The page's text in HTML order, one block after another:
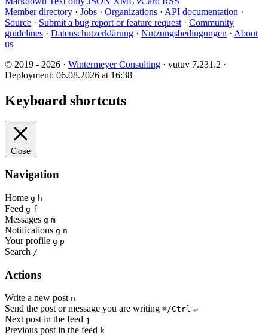
Member directory · Jobs · Organizations · API documentation ·
Source · Submit a bug report or feature request · Community
guidelines · Datenschutzerklärung · Nutzungsbedingungen · About
us
© 2019 - 2026 · Wintermeyer Consulting · vutuv 7.231.2 ·
Deployment: 06.08.2026 at 16:38
Keyboard shortcuts
Close
Navigation
Home g h
Feed g f
Messages g m
Notifications g n
Your profile g p
Search /
Actions
Write a new post n
Send the post or message you are writing ⌘/Ctrl ↵
Next post in the feed j
Previous post in the feed k